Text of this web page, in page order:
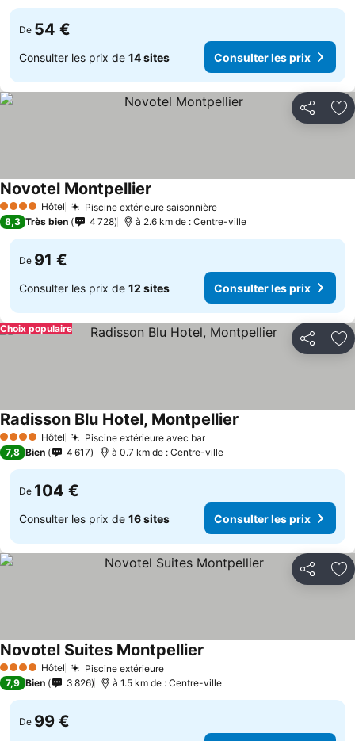
De 54 €
Consulter les prix de 14 sites Consulter les prix
Partager
4 Étoiles Hôtel Piscine extérieure saisonnièreConsulter les prix
Novotel Montpellier
8,3 Très bien 4 728 à 2.6 km de : Centre-ville
De 91 €
Consulter les prix de 12 sites Consulter les prix
Partager
Choix populaire
4 Étoiles Hôtel Piscine extérieure avec barConsulter les prix
Radisson Blu Hotel, Montpellier
7,8 Bien 4 617 à 0.7 km de : Centre-ville
De 104 €
Consulter les prix de 16 sites Consulter les prix
Partager
4 Étoiles Hôtel Piscine extérieureConsulter les prix
Novotel Suites Montpellier
7,9 Bien 3 826 à 1.5 km de : Centre-ville
De 99 €